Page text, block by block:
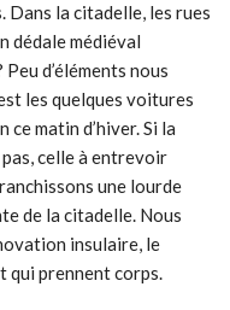
Dans la citadelle, les rues
dédale médiéval
d’éléments nous
les quelques voitures
matin d’hiver. Si la
pas, celle à entrevoir
une lourde
de la citadelle. Nous
insulaire, le
qui prennent corps.